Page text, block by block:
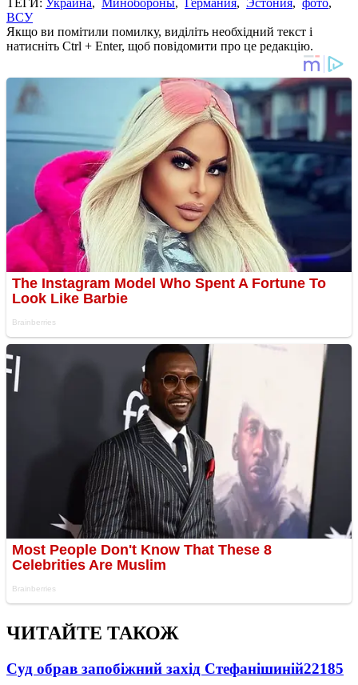
ВСУ
Якщо ви помітили помилку, виділіть необхідний текст і
натисніть Ctrl + Enter, щоб повідомити про це редакцію.
ЧИТАЙТЕ ТАКОЖ
Суд обрав запобіжний захід Стефанішиній22185